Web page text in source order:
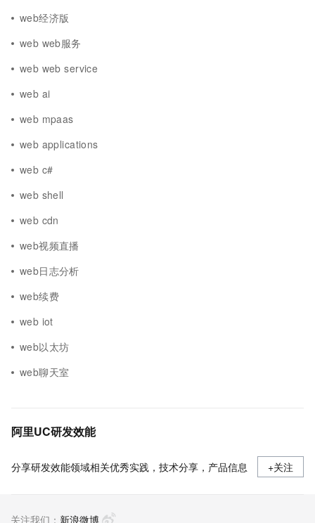
web经济版
web web服务
web web service
web ai
web mpaas
web applications
web c#
web shell
web cdn
web视频直播
web日志分析
web续费
web iot
web以太坊
web聊天室
阿里UC研发效能
分享研发效能领域相关优秀实践，技术分享，产品信息 +关注
关注我们： 新浪微博